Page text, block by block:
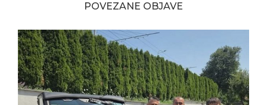
POVEZANE OBJAVE